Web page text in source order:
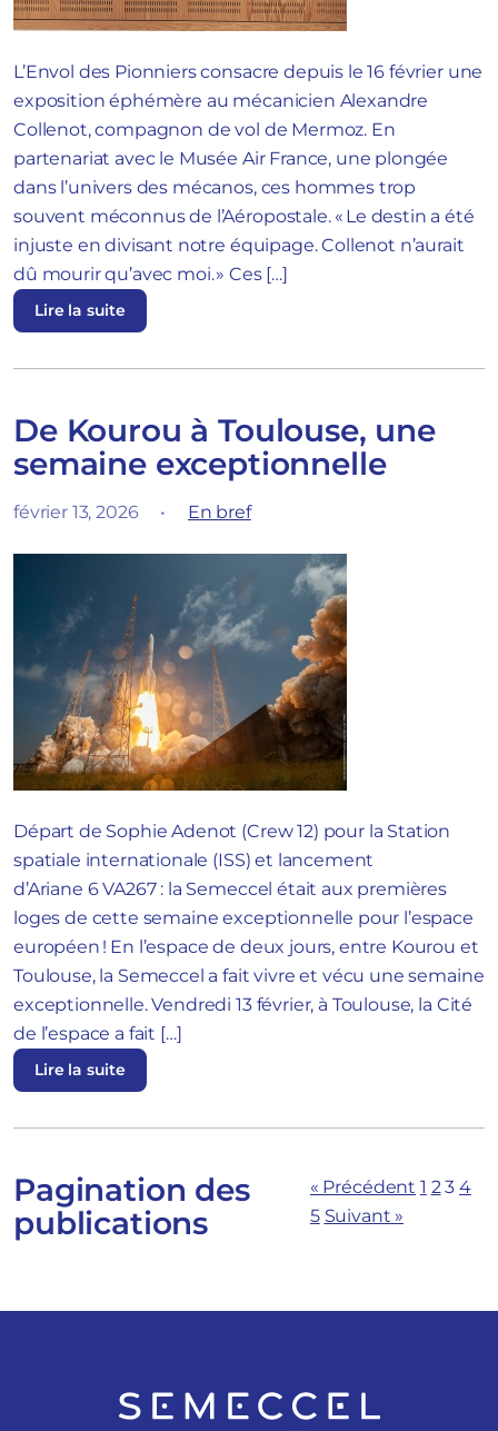
L’Envol des Pionniers consacre depuis le 16 février une
exposition éphémère au mécanicien Alexandre
Collenot, compagnon de vol de Mermoz. En
partenariat avec le Musée Air France, une plongée
dans l’univers des mécanos, ces hommes trop
souvent méconnus de l’Aéropostale. « Le destin a été
injuste en divisant notre équipage. Collenot n’aurait
dû mourir qu’avec moi. » Ces […]
Lire la suite
De Kourou à Toulouse, une
semaine exceptionnelle
février 13, 2026 • En bref
Départ de Sophie Adenot (Crew 12) pour la Station
spatiale internationale (ISS) et lancement
d’Ariane 6 VA267 : la Semeccel était aux premières
loges de cette semaine exceptionnelle pour l’espace
européen ! En l’espace de deux jours, entre Kourou et
Toulouse, la Semeccel a fait vivre et vécu une semaine
exceptionnelle. Vendredi 13 février, à Toulouse, la Cité
de l’espace a fait […]
Lire la suite
Pagination des
publications
« Précédent 1 2 3 4
5 Suivant »